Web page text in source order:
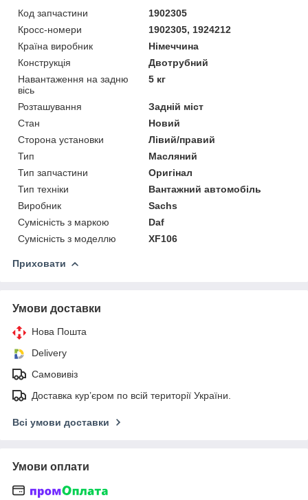
Код запчастини
1902305
Кросс-номери
1902305, 1924212
Країна виробник
Німеччина
Конструкція
Двотрубний
Навантаження на задню
вісь
5 кг
Розташування
Задній міст
Стан
Новий
Сторона установки
Лівий/правий
Тип
Масляний
Тип запчастини
Оригінал
Тип техніки
Вантажний автомобіль
Виробник
Sachs
Сумісність з маркою
Daf
Сумісність з моделлю
XF106
Приховати
Умови доставки
Нова Пошта
Delivery
Самовивіз
Доставка кур’єром по всій території України.
Всі умови доставки
Умови оплати